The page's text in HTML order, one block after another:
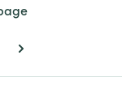
la page